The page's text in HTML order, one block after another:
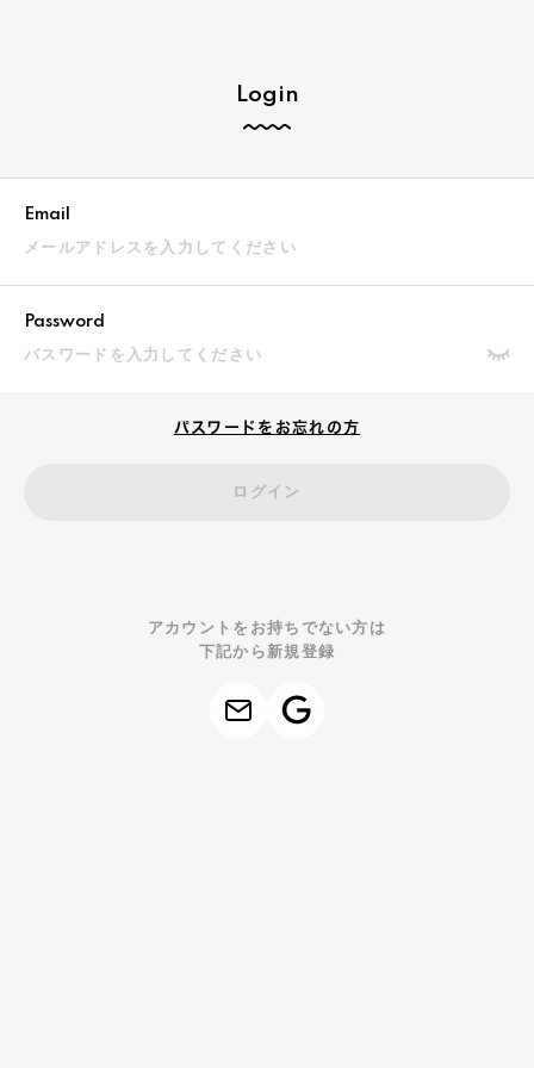
Login
Email
Password
パスワードをお忘れの方
ログイン
アカウントをお持ちでない方は
下記から新規登録